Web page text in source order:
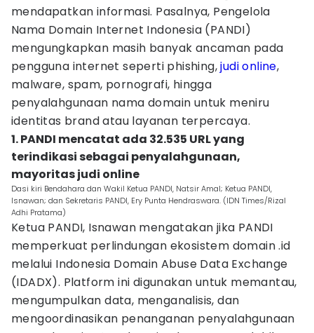
mendapatkan informasi. Pasalnya, Pengelola
Nama Domain Internet Indonesia (PANDI)
mengungkapkan masih banyak ancaman pada
pengguna internet seperti phishing,judi online,
malware, spam, pornografi, hingga
penyalahgunaan nama domain untuk meniru
identitas brand atau layanan terpercaya.
1. PANDI mencatat ada 32.535 URL yang
terindikasi sebagai penyalahgunaan,
mayoritas judi online
Dasi kiri Bendahara dan Wakil Ketua PANDI, Natsir Amal; Ketua PANDI,
Isnawan; dan Sekretaris PANDI, Ery Punta Hendraswara. (IDN Times/Rizal
Adhi Pratama)
Ketua PANDI, Isnawan mengatakan jika PANDI
memperkuat perlindungan ekosistem domain .id
melalui Indonesia Domain Abuse Data Exchange
(IDADX). Platform ini digunakan untuk memantau,
mengumpulkan data, menganalisis, dan
mengoordinasikan penanganan penyalahgunaan